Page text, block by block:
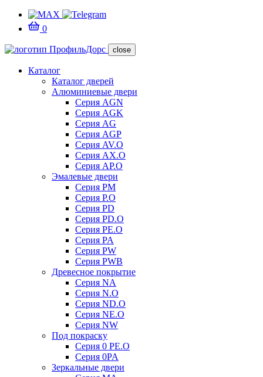
0
close
Каталог
Каталог дверей
Алюминиевые двери
Серия AGN
Серия AGK
Серия AG
Серия AGP
Серия AV.O
Серия AX.O
Серия AP.O
Эмалевые двери
Серия PM
Серия P.O
Серия PD
Серия PD.O
Серия PE.O
Серия PA
Серия PW
Серия PWB
Древесное покрытие
Серия NA
Серия N.O
Серия ND.O
Серия NE.O
Серия NW
Под покраску
Серия 0 PE.O
Серия 0PA
Зеркальные двери